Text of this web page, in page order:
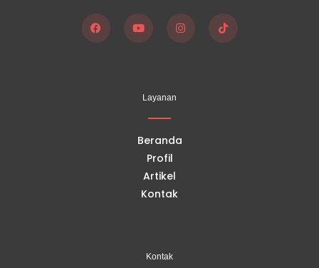
F
a
Y
o
I
n
T
i
Layanan
Beranda
Profil
Artikel
Kontak
Kontak